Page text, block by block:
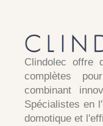
Clindolecoffre
complètes
combinant
Spécialistes en
domotique et